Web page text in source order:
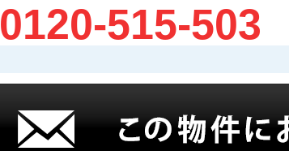
0120-515-503